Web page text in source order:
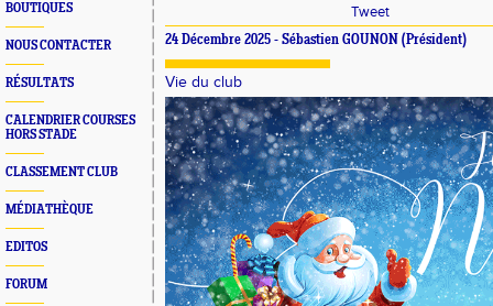
BOUTIQUES
NOUS CONTACTER
RÉSULTATS
CALENDRIER COURSES
HORS STADE
CLASSEMENT CLUB
MÉDIATHÈQUE
EDITOS
FORUM
Tweet
24 Décembre 2025 - Sébastien GOUNON (Président)
Vie du club